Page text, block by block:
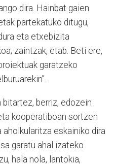
dira. Hainbat gaien
partekatuko ditugu,
eta etxebizita
zaintzak, etab. Beti ere,
garatzeko
bitartez, berriz, edozein
kooperatiboan sortzen
eskainiko dira
garatu ahal izateko
hala nola, lantokia,